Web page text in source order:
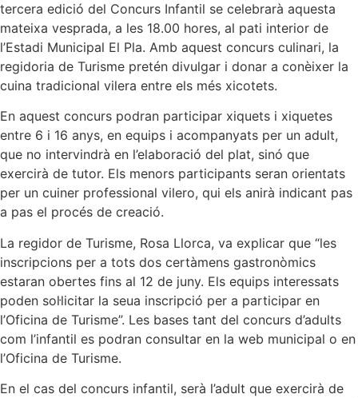
tercera edició del Concurs Infantil se celebrarà aquesta
mateixa vesprada, a les 18.00 hores, al pati interior de
l’Estadi Municipal El Pla. Amb aquest concurs culinari, la
regidoria de Turisme pretén divulgar i donar a conèixer la
cuina tradicional vilera entre els més xicotets.
En aquest concurs podran participar xiquets i xiquetes
entre 6 i 16 anys, en equips i acompanyats per un adult,
que no intervindrà en l’elaboració del plat, sinó que
exercirà de tutor. Els menors participants seran orientats
per un cuiner professional vilero, qui els anirà indicant pas
a pas el procés de creació.
La regidor de Turisme, Rosa Llorca, va explicar que “les
inscripcions per a tots dos certàmens gastronòmics
estaran obertes fins al 12 de juny. Els equips interessats
poden sol·licitar la seua inscripció per a participar en
l’Oficina de Turisme”. Les bases tant del concurs d’adults
com l’infantil es podran consultar en la web municipal o en
l’Oficina de Turisme.
En el cas del concurs infantil, serà l’adult que exercirà de